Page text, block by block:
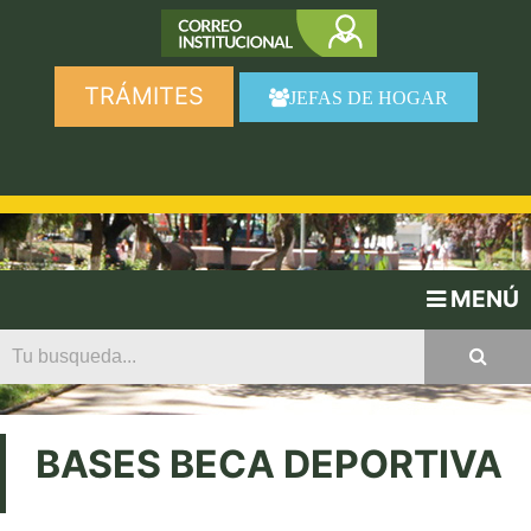
TRÁMITES JEFAS DE HOGAR
MENÚ
BASES BECA DEPORTIVA